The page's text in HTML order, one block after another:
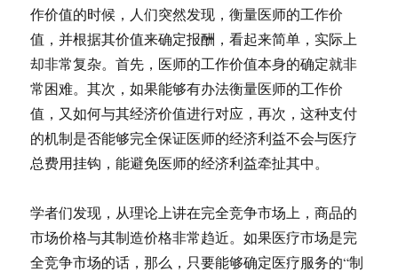
作价值的时候，人们突然发现，衡量医师的工作价
值，并根据其价值来确定报酬，看起来简单，实际上
却非常复杂。首先，医师的工作价值本身的确定就非
常困难。其次，如果能够有办法衡量医师的工作价
值，又如何与其经济价值进行对应，再次，这种支付
的机制是否能够完全保证医师的经济利益不会与医疗
总费用挂钩，能避免医师的经济利益牵扯其中。
学者们发现，从理论上讲在完全竞争市场上，商品的
市场价格与其制造价格非常趋近。如果医疗市场是完
全竞争市场的话，那么，只要能够确定医疗服务的“制